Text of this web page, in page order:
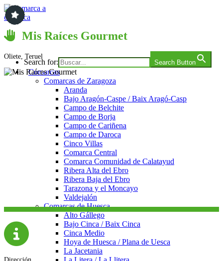
Saltar
al
contenido
Comarca a comarca
Search for: Search Button
Comarcas
Comarcas de Zaragoza
Aranda
Bajo Aragón-Caspe / Baix Aragó-Casp
Campo de Belchite
Campo de Borja
Campo de Cariñena
Campo de Daroca
Cinco Villas
Comarca Central
Comarca Comunidad de Calatayud
Ribera Alta del Ebro
Ribera Baja del Ebro
Tarazona y el Moncayo
Valdejalón
Comarcas de Huesca
Alto Gállego
Bajo Cinca / Baix Cinca
Cinca Medio
Hoya de Huesca / Plana de Uesca
La Jacetania
Mis Raíces Gourmet
Oliete, Teruel